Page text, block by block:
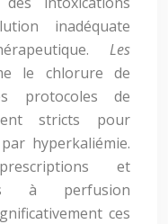
inadéquate
Les
le chlorure de
protocoles de
stricts pour
hyperkaliémie.
et
à perfusion
ces